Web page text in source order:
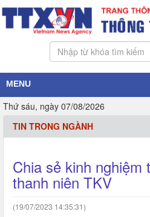
MENU
Thứ sáu, ngày 07/08/2026
TIN TRONG NGÀNH
Chia sẻ kinh nghiệm
thanh niên TKV
(19/07/2023 14:35:31)